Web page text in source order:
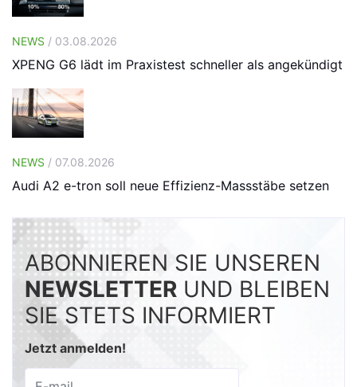
NEWS / 03.08.2026
XPENG G6 lädt im Praxistest schneller als angekündigt
NEWS / 07.08.2026
Audi A2 e-tron soll neue Effizienz-Massstäbe setzen
ABONNIEREN SIE UNSEREN
NEWSLETTER UND BLEIBEN
SIE STETS INFORMIERT
Jetzt anmelden!